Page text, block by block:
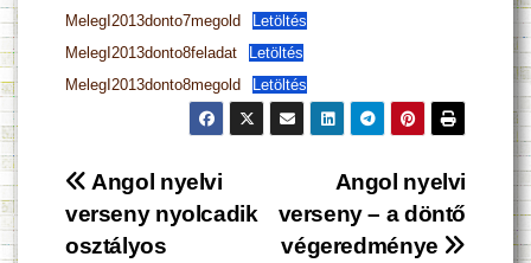
MelegI2013donto7megold
Letöltés
MelegI2013donto8feladat
Letöltés
MelegI2013donto8megold
Letöltés
Bejegyzés
navigáció
Angol nyelvi
verseny – a döntő
végeredménye
Angol nyelvi
verseny nyolcadik
osztályos